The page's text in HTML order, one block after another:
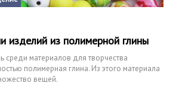
изделий из полимерной глины
среди материалов для творчества
полимерная глина. Из этого материала
вещей.